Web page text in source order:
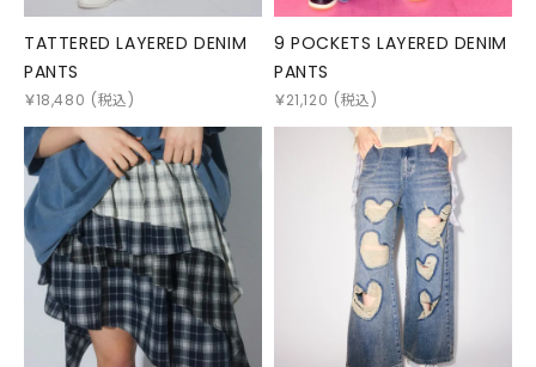
TATTERED LAYERED DENIM
PANTS
￥18,480 (税込)
9 POCKETS LAYERED DENIM
PANTS
￥21,120 (税込)